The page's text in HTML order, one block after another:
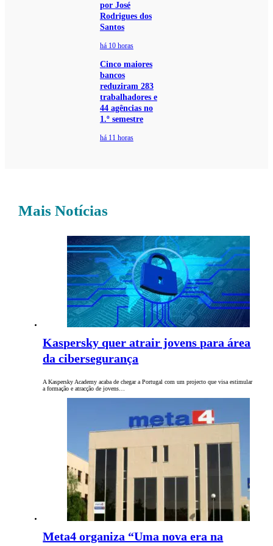
por José
Rodrigues dos
Santos
há 10 horas
Cinco maiores
bancos
reduziram 283
trabalhadores e
44 agências no
1.º semestre
há 11 horas
Mais Notícias
Kaspersky quer atrair jovens para área
da cibersegurança
A Kaspersky Academy acaba de chegar a Portugal com um projecto que visa estimular
a formação e atracção de jovens…
Meta4 organiza “Uma nova era na